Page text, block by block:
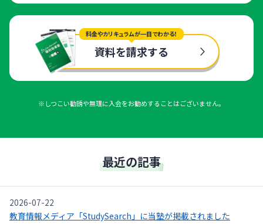
料金やカリキュラムが一目でわかる！
資料を請求する
※しつこい勧誘や無理に入会をお勧めすることはございません。
最近の記事
2026-07-22
教育情報メディア「StudySearch」に当塾が掲載されました